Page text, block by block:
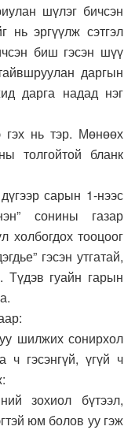
шүлэг бичсэн
нь эргүүлж сэтгэл
биш гэсэн шүү
даргын
дарга надад нэг
гэх нь тэр. Мөнөөх
толгойтой бланк
сарын 1-нээс
сонины газар
холбогдох тооцоог
гэсэн утгатай,
Түдэв гуайн гарын
шилжих сонирхол
гэсэнгүй, үгүй ч
зохиол бүтээл,
юм болов уу гэж